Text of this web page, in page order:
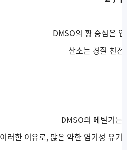
DMSO의 황 중심은
산소는 경질 친
DMSO의 메틸기
이러한 이유로, 많은 약한 염기성 유